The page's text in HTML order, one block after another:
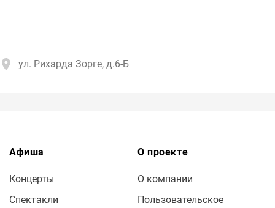
ул. Рихарда Зорге, д.6-Б
Афиша
Концерты
Спектакли
О проекте
О компании
Пользовательское